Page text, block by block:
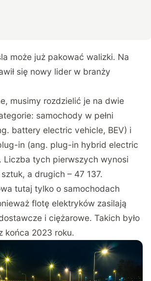
może już pakować walizki. Na
się nowy lider w branży
musimy rozdzielić je na dwie
samochody w pełni
battery electric vehicle, BEV) i
in (ang. plug-in hybrid electric
Liczba tych pierwszych wynosi
a drugich – 47 137.
tutaj tylko o samochodach
flotę elektryków zasilają
i ciężarowe. Takich było
końca 2023 roku.